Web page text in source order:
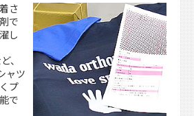
さ
で
し
、
ャツ
プ
で